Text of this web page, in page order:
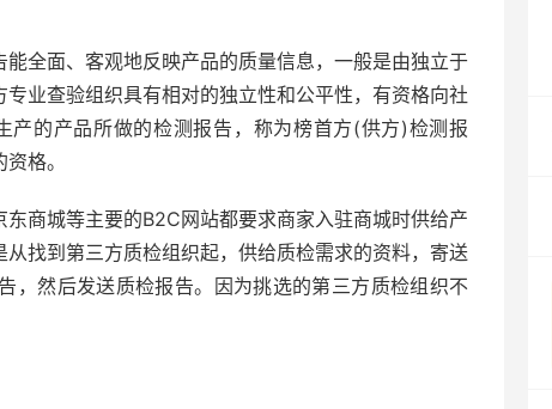
全面、客观地反映产品的质量信息，一般是由独立于
业查验组织具有相对的独立性和公平性，有资格向社
产的产品所做的检测报告，称为榜首方(供方)检测报
格。
商城等主要的B2C网站都要求商家入驻商城时供给产
找到第三方质检组织起，供给质检需求的资料，寄送
，然后发送质检报告。因为挑选的第三方质检组织不